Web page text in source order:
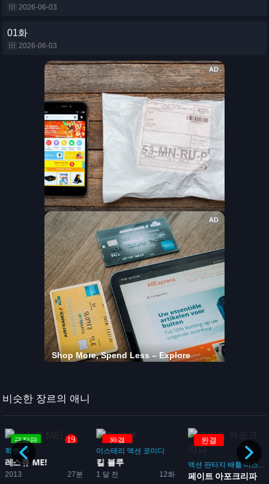
2026-06-03
01화
2026-06-03
비슷한 장르의 애니
극장판 19
학원 19
2013 27분
레스큐 ME!
완결
미스테리 액션 코미디
1 달 전 12화
킬 블루
완결
액션 판타지 배틀 미스테리
페이트 아포크리파